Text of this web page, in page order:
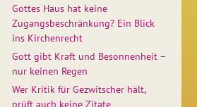
Gottes Haus hat keine
Zugangsbeschränkung? Ein Blick
ins Kirchenrecht
Gott gibt Kraft und Besonnenheit –
nur keinen Regen
Wer Kritik für Gezwitscher hält,
prüft auch keine Zitate